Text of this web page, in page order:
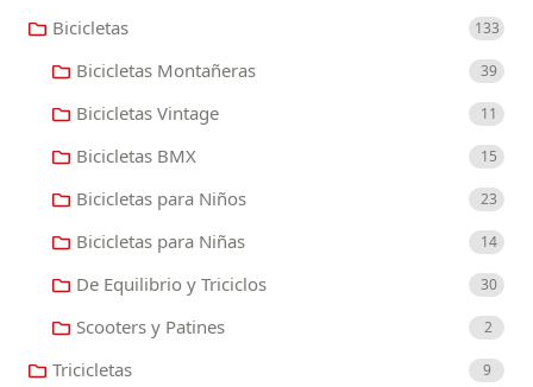
Bicicletas 133
Bicicletas Montañeras 39
Bicicletas Vintage 11
Bicicletas BMX 15
Bicicletas para Niños 23
Bicicletas para Niñas 14
De Equilibrio y Triciclos 30
Scooters y Patines 2
Tricicletas 9